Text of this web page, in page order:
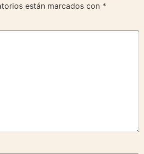
están marcados con *